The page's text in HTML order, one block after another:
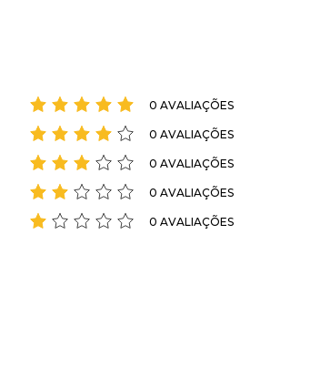
0 AVALIAÇÕES
0 AVALIAÇÕES
0 AVALIAÇÕES
0 AVALIAÇÕES
0 AVALIAÇÕES